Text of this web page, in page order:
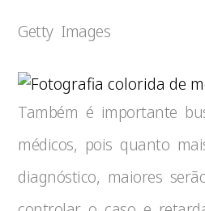
Getty Images
Também é importante
médicos, pois quanto
diagnóstico, maiores